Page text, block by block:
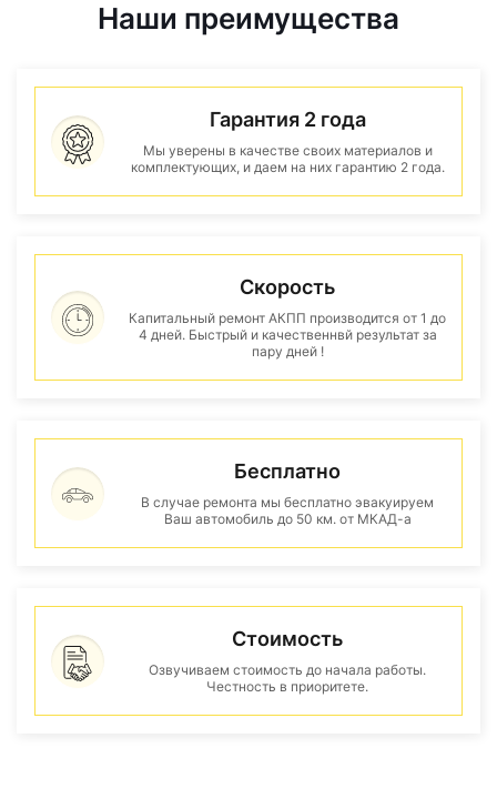
Наши преимущества
Гарантия 2 года
Мы уверены в качестве своих материалов и
комплектующих, и даем на них гарантию 2 года.
Скорость
Капитальный ремонт АКПП производится от 1 до
4 дней. Быстрый и качественнвй результат за
пару дней !
Бесплатно
В случае ремонта мы бесплатно эвакуируем
Ваш автомобиль до 50 км. от МКАД-а
Стоимость
Озвучиваем стоимость до начала работы.
Честность в приоритете.